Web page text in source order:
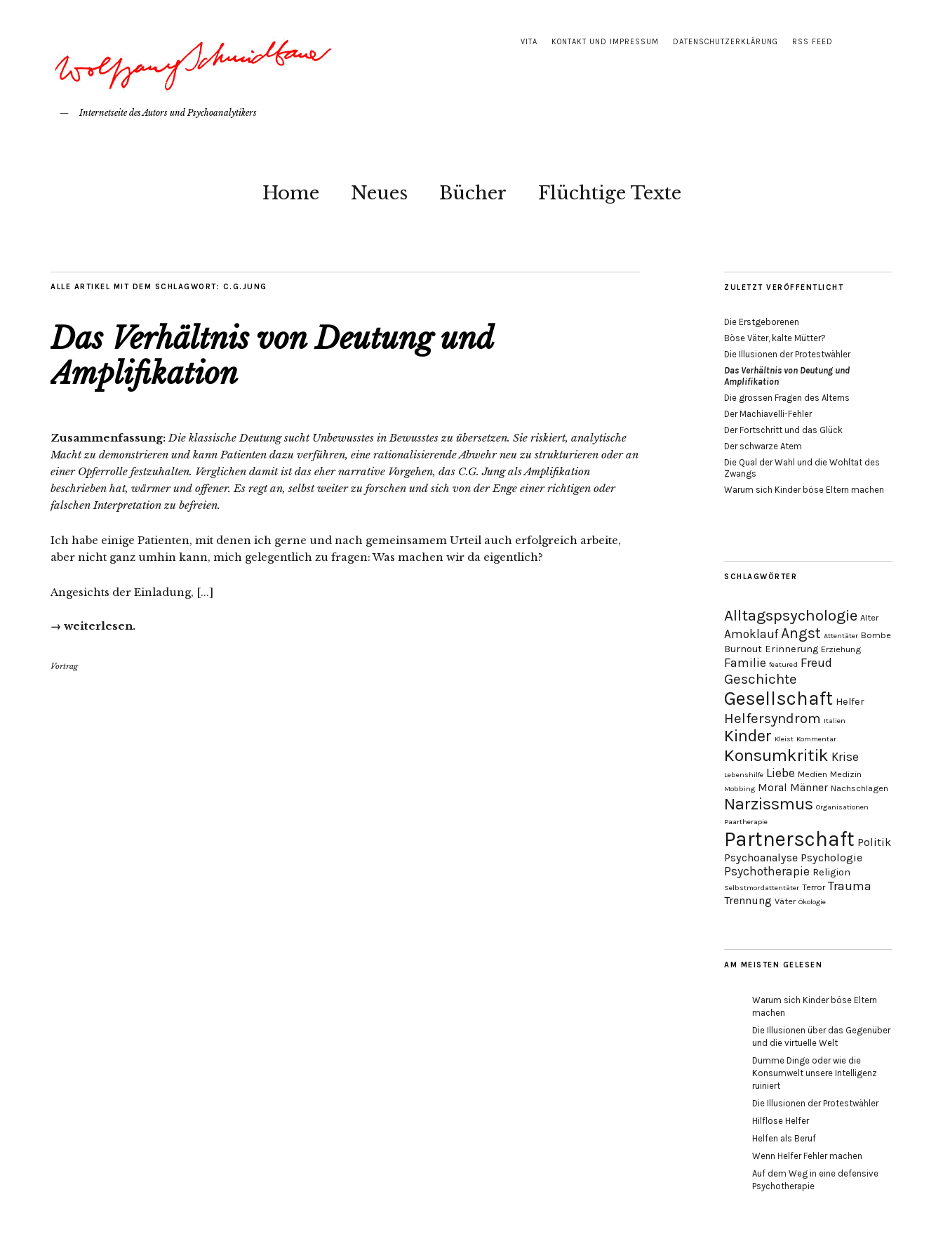
VITA KONTAKT UND IMPRESSUM DATENSCHUTZERKLÄRUNG RSS FEED
Internetseite des Autors und Psychoanalytikers
Home Neues Bücher Flüchtige Texte
ALLE ARTIKEL MIT DEM SCHLAGWORT: C.G.JUNG
Das Verhältnis von Deutung und
Amplifikation
Zusammenfassung: Die klassische Deutung sucht Unbewusstes in Bewusstes zu übersetzen. Sie riskiert, analytische
Macht zu demonstrieren und kann Patienten dazu verführen, eine rationalisierende Abwehr neu zu strukturieren oder an
einer Opferrolle festzuhalten. Verglichen damit ist das eher narrative Vorgehen, das C.G. Jung als Amplifikation
beschrieben hat, wärmer und offener. Es regt an, selbst weiter zu forschen und sich von der Enge einer richtigen oder
falschen Interpretation zu befreien.
Ich habe einige Patienten, mit denen ich gerne und nach gemeinsamem Urteil auch erfolgreich arbeite,
aber nicht ganz umhin kann, mich gelegentlich zu fragen: Was machen wir da eigentlich?
Angesichts der Einladung, [...]
→ weiterlesen.
Vortrag
ZULETZT VERÖFFENTLICHT
Die Erstgeborenen
Böse Väter, kalte Mütter?
Die Illusionen der Protestwähler
Das Verhältnis von Deutung und
Amplifikation
Die grossen Fragen des Alterns
Der Machiavelli-Fehler
Der Fortschritt und das Glück
Der schwarze Atem
Die Qual der Wahl und die Wohltat des
Zwangs
Warum sich Kinder böse Eltern machen
SCHLAGWÖRTER
Alltagspsychologie Alter
Amoklauf Angst Attentäter Bombe
Burnout Erinnerung Erziehung
Familie featured Freud
Geschichte
Gesellschaft Helfer
Helfersyndrom Italien
Kinder Kleist Kommentar
Konsumkritik Krise
Lebenshilfe Liebe Medien Medizin
Mobbing Moral Männer Nachschlagen
Narzissmus Organisationen
Paartherapie
Partnerschaft Politik
Psychoanalyse Psychologie
Psychotherapie Religion
Selbstmordattentäter Terror Trauma
Trennung Väter Ökologie
AM MEISTEN GELESEN
Warum sich Kinder böse Eltern
machen
Die Illusionen über das Gegenüber
und die virtuelle Welt
Dumme Dinge oder wie die
Konsumwelt unsere Intelligenz
ruiniert
Die Illusionen der Protestwähler
Hilflose Helfer
Helfen als Beruf
Wenn Helfer Fehler machen
Auf dem Weg in eine defensive
Psychotherapie